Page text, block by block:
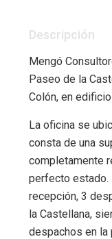
Descripción
Mengó
Paseo de la
Colón, en
La oficina se
consta de una
completamente
perfecto estado.
recepción, 3
la Castellana,
despachos en la